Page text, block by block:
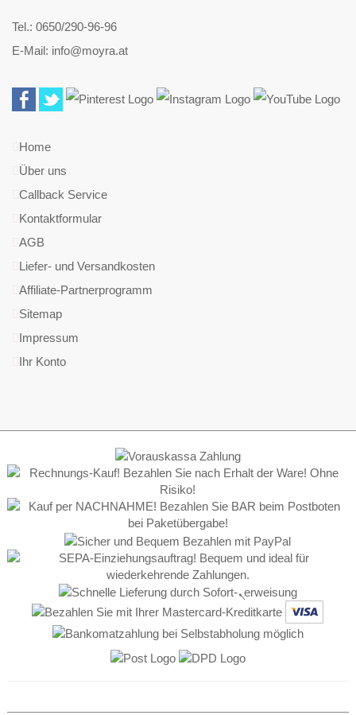
Tel.: 0650/290-96-96
E-Mail: info@moyra.at
Home
Über uns
Callback Service
Kontaktformular
AGB
Liefer- und Versandkosten
Affiliate-Partnerprogramm
Sitemap
Impressum
Ihr Konto